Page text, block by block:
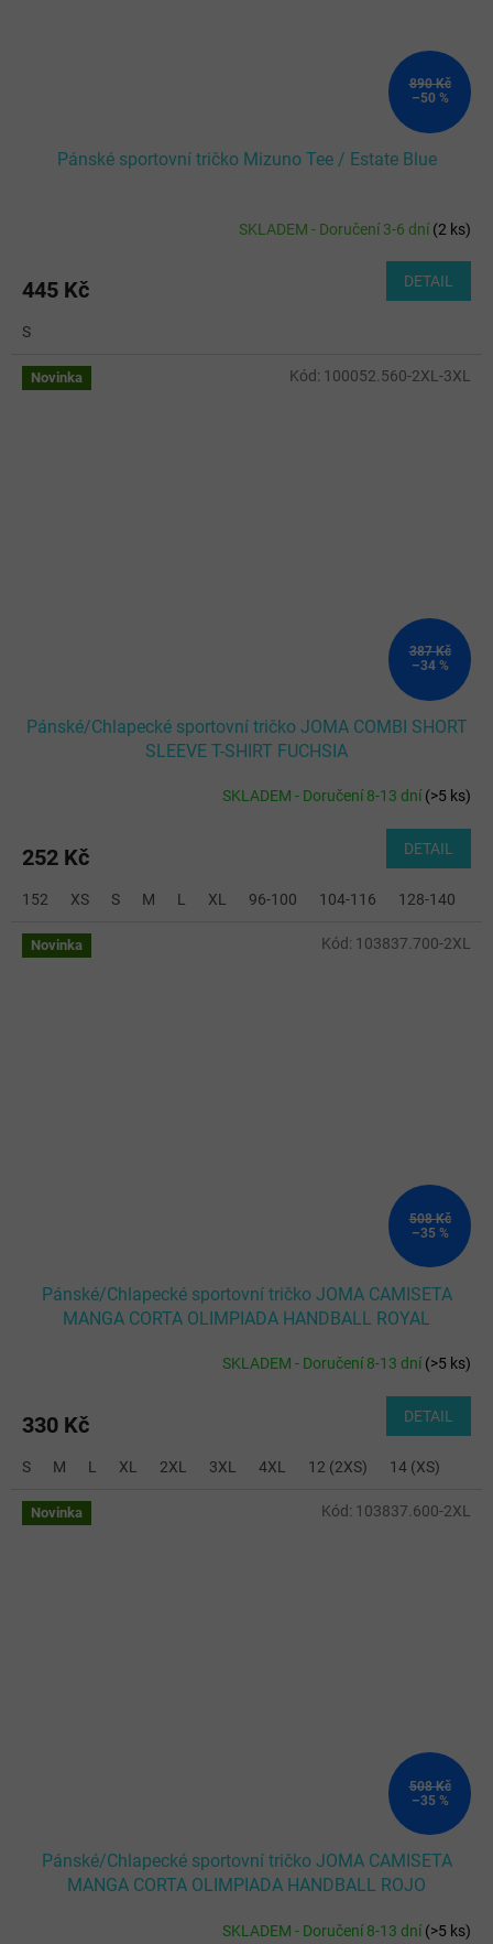
890 Kč
–50 %
Pánské sportovní tričko Mizuno Tee / Estate Blue
SKLADEM - Doručení 3-6 dní(2 ks)
445 Kč DETAIL
S
Novinka
387 Kč
–34 %
Pánské/Chlapecké sportovní tričko JOMA COMBI SHORT
SLEEVE T-SHIRT FUCHSIA
SKLADEM - Doručení 8-13 dní(>5 ks)
252 Kč DETAIL
152 XS S M L XL 96-100 104-116 128-140
Kód: 100052.560-2XL-3XL
Novinka
508 Kč
–35 %
Pánské/Chlapecké sportovní tričko JOMA CAMISETA
MANGA CORTA OLIMPIADA HANDBALL ROYAL
SKLADEM - Doručení 8-13 dní(>5 ks)
330 Kč DETAIL
S M L XL 2XL 3XL 4XL 12 (2XS) 14 (XS)
Kód: 103837.700-2XL
Novinka
508 Kč
–35 %
Pánské/Chlapecké sportovní tričko JOMA CAMISETA
MANGA CORTA OLIMPIADA HANDBALL ROJO
SKLADEM - Doručení 8-13 dní(>5 ks)
Kód: 103837.600-2XL